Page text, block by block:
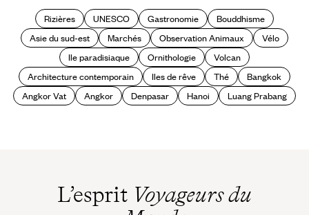
Rizières UNESCO Gastronomie
Bouddhisme
Asie du sud-est
Marchés Observation Animaux
Vélo
Ile paradisiaque
Ornithologie
Volcan
Architecture contemporain
Iles de rêve Thé
Bangkok
Angkor Vat
Angkor Denpasar Hanoi Luang Prabang
L’esprit Voyageurs du